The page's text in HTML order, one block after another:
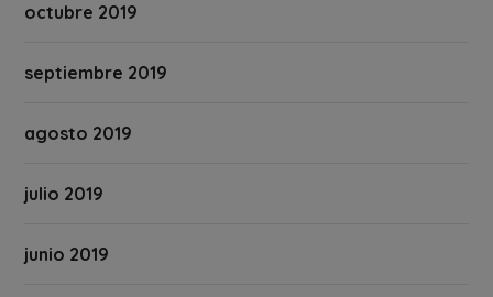
octubre 2019
septiembre 2019
agosto 2019
julio 2019
junio 2019